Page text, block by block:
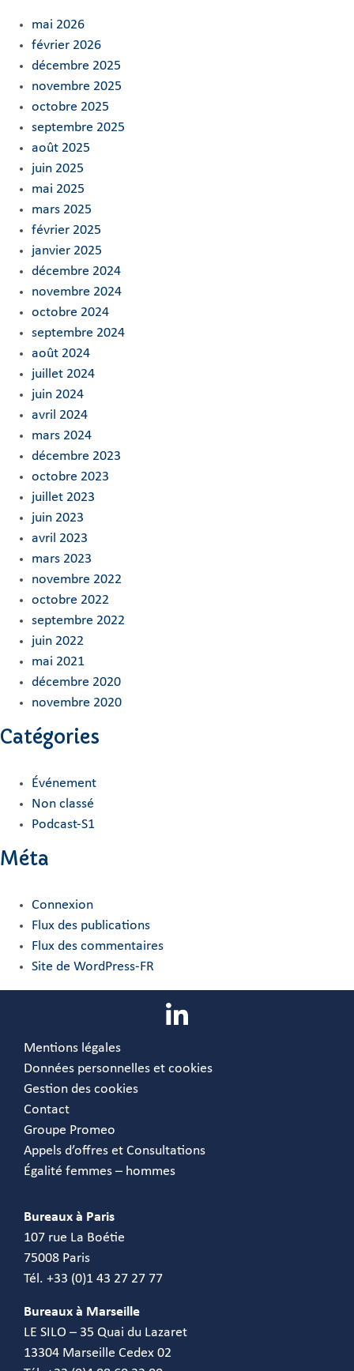
mai 2026
février 2026
décembre 2025
novembre 2025
octobre 2025
septembre 2025
août 2025
juin 2025
mai 2025
mars 2025
février 2025
janvier 2025
décembre 2024
novembre 2024
octobre 2024
septembre 2024
août 2024
juillet 2024
juin 2024
avril 2024
mars 2024
décembre 2023
octobre 2023
juillet 2023
juin 2023
avril 2023
mars 2023
novembre 2022
octobre 2022
septembre 2022
juin 2022
mai 2021
décembre 2020
novembre 2020
Catégories
Événement
Non classé
Podcast-S1
Méta
Connexion
Flux des publications
Flux des commentaires
Site de WordPress-FR
Mentions légales
Données personnelles et cookies
Gestion des cookies
Contact
Groupe Promeo
Appels d’offres et Consultations
Égalité femmes – hommes
Bureaux à Paris
107 rue La Boétie
75008 Paris
Tél. +33 (0)1 43 27 27 77
Bureaux à Marseille
LE SILO – 35 Quai du Lazaret
13304 Marseille Cedex 02